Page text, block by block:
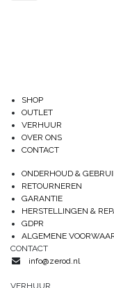
SHOP
OUTLET
VERHUUR
OVER ONS
CONTACT
ONDERHOUD &
RETOURNEREN
GARANTIE
HERSTELLINGEN &
GDPR
ALGEMENE
CONTACT
info@zerod.nl